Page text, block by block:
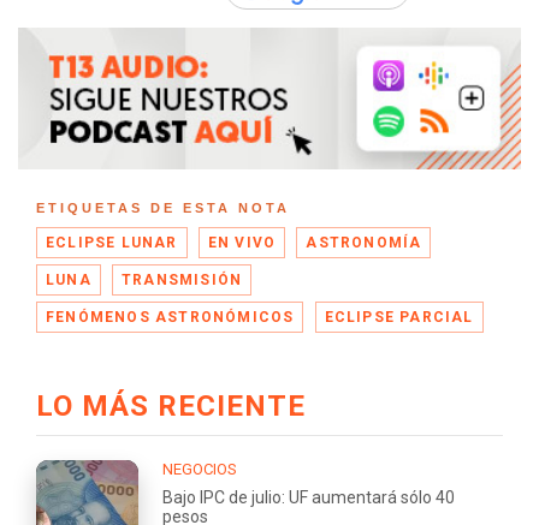
ETIQUETAS DE ESTA NOTA
ECLIPSE LUNAR EN VIVO ASTRONOMÍA
LUNA TRANSMISIÓN
FENÓMENOS ASTRONÓMICOS ECLIPSE PARCIAL
LO MÁS RECIENTE
NEGOCIOS
Bajo IPC de julio: UF aumentará sólo 40
pesos